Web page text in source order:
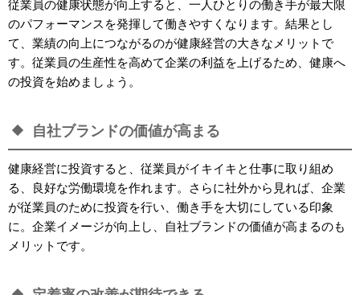
従業員の健康状態が向上すると、一人ひとりの働き手が最大限
のパフォーマンスを発揮して働きやすくなります。結果とし
て、業績の向上につながるのが健康経営の大きなメリットで
す。従業員の生産性を高めて企業の利益を上げるため、健康へ
の投資を始めましょう。
自社ブランドの価値が高まる
健康経営に投資すると、従業員がイキイキと仕事に取り組め
る、良好な労働環境を作れます。さらに社外から見れば、企業
が従業員のために投資を行い、働き手を大切にしている印象
に。企業イメージが向上し、自社ブランドの価値が高まるのも
メリットです。